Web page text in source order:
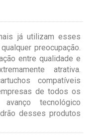
já utilizam esses
preocupação.
entre qualidade e
atrativa.
compatíveis
de todos os
tecnológico
desses produtos